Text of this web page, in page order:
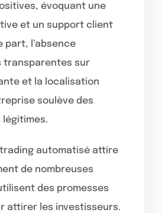
évoquant une
et un support client
part, l’absence
transparentes sur
et la localisation
soulève des
automatisé attire
de nombreuses
des promesses
attirer les investisseurs.